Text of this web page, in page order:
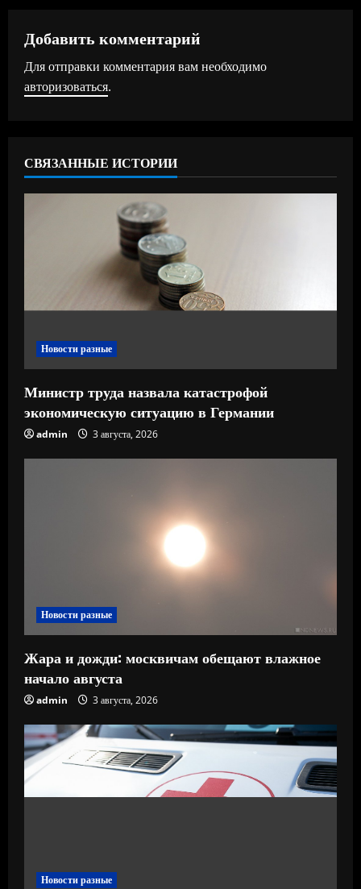
ж
и
ч
и
Добавить комментарий
Для отправки комментария вам необходимо
авторизоваться.
СВЯЗАННЫЕ ИСТОРИИ
Новости разные
Министр труда назвала катастрофой
экономическую ситуацию в Германии
admin 3 августа, 2026
Новости разные
Жара и дожди: москвичам обещают влажное
начало августа
admin 3 августа, 2026
Новости разные